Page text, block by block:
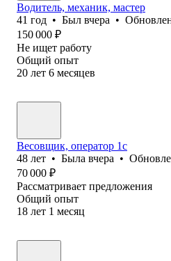
Водитель, механик, мастер
41 год • Был вчера •
150 000 ₽
Не ищет работу
Общий опыт
20 лет 6 месяцев
Весовщик, оператор 1с
48 лет • Была вчера •
70 000 ₽
Рассматривает предложения
Общий опыт
18 лет 1 месяц